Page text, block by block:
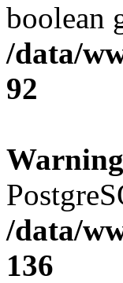
boolean
/data/
92
Warning
/data/
136